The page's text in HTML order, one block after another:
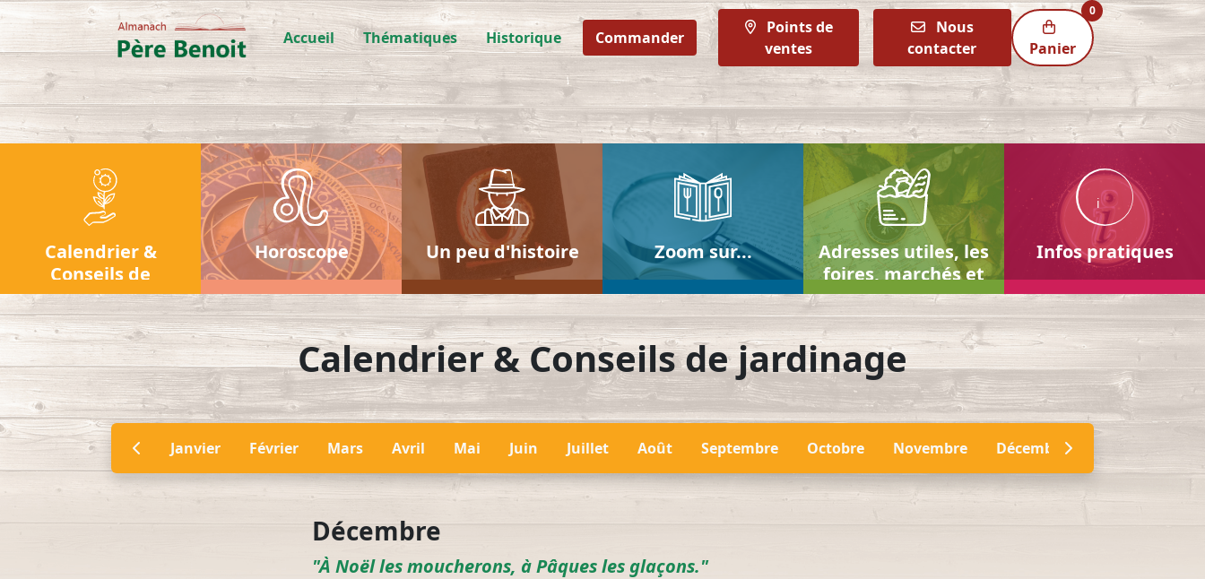
Accueil Thématiques Historique Commander
Points de
ventes
Nous
contacter
Panier
0
Calendrier &
Conseils de
jardinage
Horoscope Un peu d'histoire Zoom sur...
Adresses utiles, les
foires, marchés et
brocantes par
localités
i
Infos pratiques
Calendrier & Conseils de jardinage
Janvier Février Mars Avril Mai Juin Juillet Août Septembre Octobre Novembre Décembre
Décembre
"À Noël les moucherons, à Pâques les glaçons."